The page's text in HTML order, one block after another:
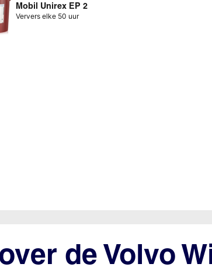
Mobil Unirex EP 2
Ververs elke 50 uur
de Volvo